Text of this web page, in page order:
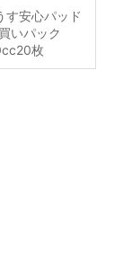
す安心パッド
いパック
枚